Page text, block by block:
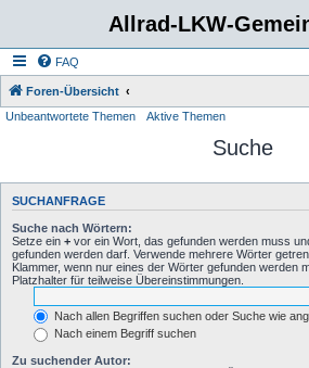
Allrad-LKW-
FAQ
Foren-Übersicht
Unbeantwortete Themen
Aktive Themen
Suche
SUCHANFRAGE
Suche nach Wörtern:
Setze ein + vor ein Wort, das gefunden werden muss
gefunden werden darf. Verwende mehrere Wörter
Klammer, wenn nur eines der Wörter gefunden werden
Platzhalter für teilweise Übereinstimmungen.
Nach allen Begriffen suchen oder Suche wie
Nach einem Begriff suchen
Zu suchender Autor: